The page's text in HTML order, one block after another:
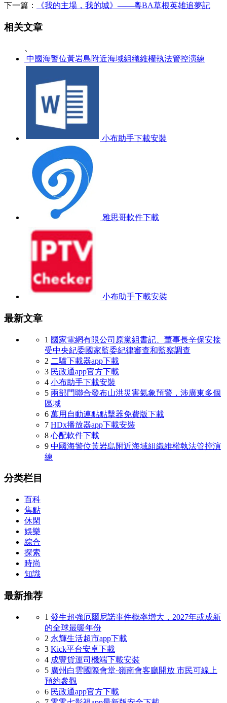
下一篇：
《我的主場，我的城》——粵BA草根英雄追夢記
相关文章
中國海警位黃岩島附近海域組織維權執法管控演練
小布助手下載安裝
雅思哥軟件下載
小布助手下載安裝
最新文章
1 國家電網有限公司原黨組書記、董事長辛保安接
受中央紀委國家監委紀律審查和監察調查
2 二驢下載器app下載
3 民政通app官方下載
4 小布助手下載安裝
5 兩部門聯合發布山洪災害氣象預警，涉廣東多個
區域
6 萬用自動連點點擊器免費版下載
7 HDx播放器app下載安裝
8 心配軟件下載
9 中國海警位黃岩島附近海域組織維權執法管控演
練
分类栏目
百科
焦點
休閑
娛樂
綜合
探索
時尚
知識
最新推荐
1 發生超強厄爾尼諾事件概率增大，2027年或成新
的全球最暖年份
2 永輝生活超市app下載
3 Kick平台安卓下載
4 成豐貨運司機端下載安裝
5 廣州白雲國際會堂·嶺南會客廳開放 市民可線上
預約參觀
6 民政通app官方下載